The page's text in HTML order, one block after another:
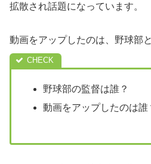
拡散され話題になっています。
動画をアップしたのは、野球部
野球部の監督は誰？
動画をアップしたのは誰